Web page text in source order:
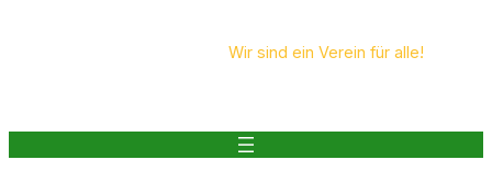
Wir sind ein Verein für alle!